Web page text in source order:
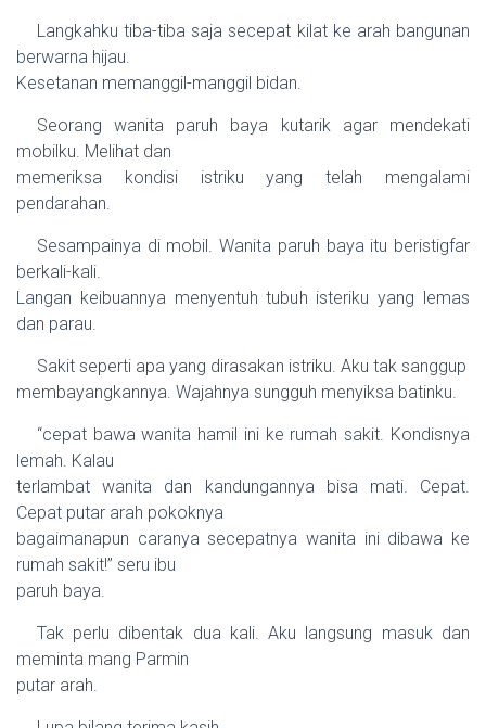
Langkahku tiba-tiba saja secepat kilat ke arah bangunan
berwarna hijau.
Kesetanan memanggil-manggil bidan.
Seorang wanita paruh baya kutarik agar mendekati
mobilku. Melihat dan
memeriksa kondisi istriku yang telah mengalami
pendarahan.
Sesampainya di mobil. Wanita paruh baya itu beristigfar
berkali-kali.
Langan keibuannya menyentuh tubuh isteriku yang lemas
dan parau.
Sakit seperti apa yang dirasakan istriku. Aku tak sanggup
membayangkannya. Wajahnya sungguh menyiksa batinku.
“cepat bawa wanita hamil ini ke rumah sakit. Kondisnya
lemah. Kalau
terlambat wanita dan kandungannya bisa mati. Cepat.
Cepat putar arah pokoknya
bagaimanapun caranya secepatnya wanita ini dibawa ke
rumah sakit!” seru ibu
paruh baya.
Tak perlu dibentak dua kali. Aku langsung masuk dan
meminta mang Parmin
putar arah.